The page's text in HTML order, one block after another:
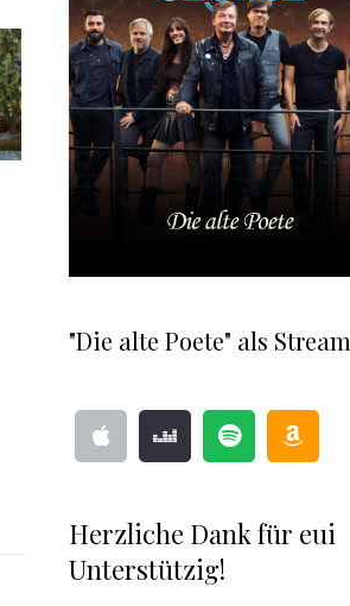
"Die alte Poete" als Stream
Herzliche Dank für eui
Unterstützig!